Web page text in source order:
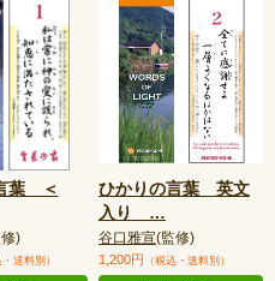
葉 ＜
)
・送料別）
ひかりの言葉 英文
入り …
谷口雅宣(監修)
1,200円 （税込・送料別）